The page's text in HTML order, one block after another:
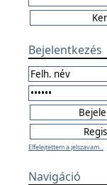
Bejelentkezés
Elfelejtettem a jelszavam...
Navigáció